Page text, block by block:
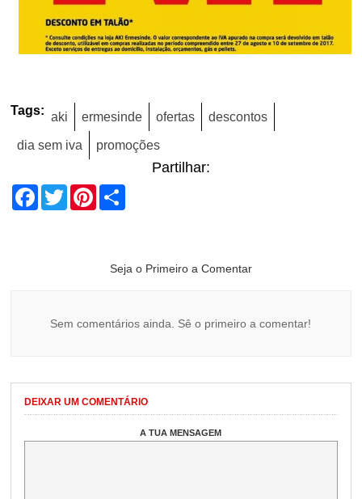
Tags: aki ermesinde ofertas descontos
dia sem iva promoções
Partilhar:
Facebook
TwitterPinterest
Seja o Primeiro a Comentar
Sem comentários ainda. Sê o primeiro a comentar!
DEIXAR UM COMENTÁRIO
A TUA MENSAGEM